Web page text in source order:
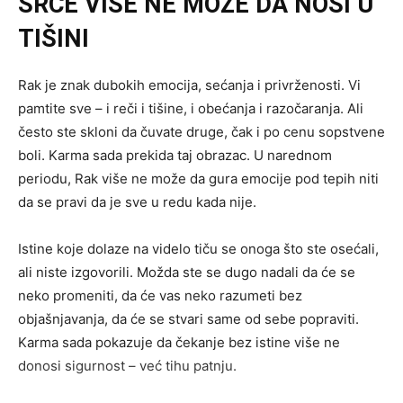
TIŠINI
Rak je znak dubokih emocija, sećanja i privrženosti. Vi
pamtite sve – i reči i tišine, i obećanja i razočaranja. Ali
često ste skloni da čuvate druge, čak i po cenu sopstvene
boli. Karma sada prekida taj obrazac. U narednom
periodu, Rak više ne može da gura emocije pod tepih niti
da se pravi da je sve u redu kada nije.
Istine koje dolaze na videlo tiču se onoga što ste osećali,
ali niste izgovorili. Možda ste se dugo nadali da će se
neko promeniti, da će vas neko razumeti bez
objašnjavanja, da će se stvari same od sebe popraviti.
Karma sada pokazuje da čekanje bez istine više ne
donosi sigurnost – već tihu patnju.